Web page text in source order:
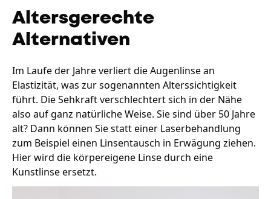
Altersgerechte
Alternativen
Im Laufe der Jahre verliert die Augenlinse an
Elastizität, was zur sogenannten Alterssichtigkeit
führt. Die Sehkraft verschlechtert sich in der Nähe
also auf ganz natürliche Weise. Sie sind über 50 Jahre
alt? Dann können Sie statt einer Laserbehandlung
zum Beispiel einen Linsentausch in Erwägung ziehen.
Hier wird die körpereigene Linse durch eine
Kunstlinse ersetzt.